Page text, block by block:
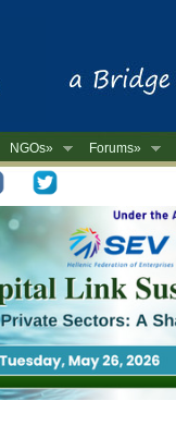
NGOs» Forums»